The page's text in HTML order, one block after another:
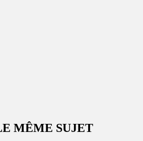
MÊME SUJET